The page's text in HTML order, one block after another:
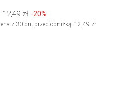
12,49 zł -20%
z 30 dni przed obniżką: 12,49 zł